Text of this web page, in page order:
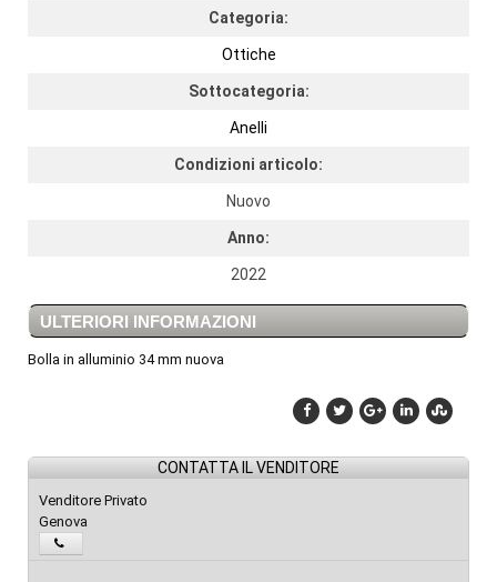
Categoria:
Ottiche
Sottocategoria:
Anelli
Condizioni articolo:
Nuovo
Anno:
2022
ULTERIORI INFORMAZIONI
Bolla in alluminio 34 mm nuova
CONTATTA IL VENDITORE
Venditore Privato
Genova